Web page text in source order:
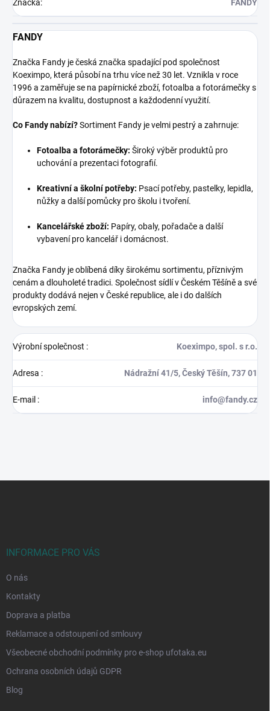
Značka: FANDY
FANDY
Značka Fandy je česká značka spadající pod společnost
Koeximpo, která působí na trhu více než 30 let. Vznikla v roce
1996 a zaměřuje se na papírnické zboží, fotoalba a fotorámečky s
důrazem na kvalitu, dostupnost a každodenní využití.
Co Fandy nabízí?Sortiment Fandy je velmi pestrý a zahrnuje:
Fotoalba a fotorámečky: Široký výběr produktů pro
uchování a prezentaci fotografií.
Kreativní a školní potřeby: Psací potřeby, pastelky, lepidla,
nůžky a další pomůcky pro školu i tvoření.
Kancelářské zboží: Papíry, obaly, pořadače a další
vybavení pro kancelář i domácnost.
Značka Fandy je oblíbená díky širokému sortimentu, příznivým
cenám a dlouholeté tradici. Společnost sídlí v Českém Těšíně a své
produkty dodává nejen v České republice, ale i do dalších
evropských zemí.
Výrobní společnost : Koeximpo, spol. s r.o.
Adresa : Nádražní 41/5, Český Těšín, 737 01
E-mail : info@fandy.cz
INFORMACE PRO VÁS
O nás
Kontakty
Doprava a platba
Reklamace a odstoupení od smlouvy
Všeobecné obchodní podmínky pro e-shop ufotaka.eu
Ochrana osobních údajů GDPR
Blog